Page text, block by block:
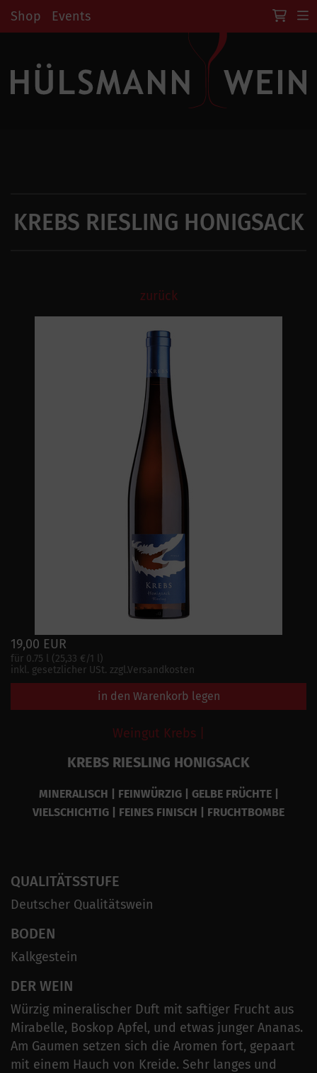
Shop Events
KREBS RIESLING HONIGSACK
zurück
19,00 EUR
für 0.75 l (25,33 €/1 l)
inkl. gesetzlicher USt. zzgl.Versandkosten
in den Warenkorb legen
Weingut Krebs |
KREBS RIESLING HONIGSACK
MINERALISCH | FEINWÜRZIG | GELBE FRÜCHTE |
VIELSCHICHTIG | FEINES FINISCH | FRUCHTBOMBE
QUALITÄTSSTUFE
Deutscher Qualitätswein
BODEN
Kalkgestein
DER WEIN
Würzig mineralischer Duft mit saftiger Frucht aus
Mirabelle, Boskop Apfel, und etwas junger Ananas.
Am Gaumen setzen sich die Aromen fort, gepaart
mit einem Hauch von Kreide. Sehr langes und